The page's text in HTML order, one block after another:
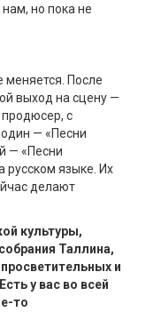
но пока не
После
выход на сцену —
с
— «Песни
— «Песни
русском языке. Их
делают
культуры,
Таллина,
и
сть у вас во всей
то